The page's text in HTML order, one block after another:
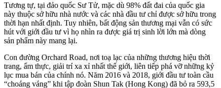
Tương tự, tại đảo quốc Sư Tử, mặc dù 98% đất đai của quốc gia
này thuộc sở hữu nhà nước và các nhà đầu tư chỉ được sở hữu trong
thời hạn nhất định. Tuy nhiên, bất động sản thương mại vẫn có sức
hút với giới đầu tư vì họ nhìn ra được giá trị sinh lời lớn mà dòng
sản phẩm này mang lại.
Con đường Orchard Road, nơi toạ lạc của những thương hiệu thời
trang, ẩm thực, giải trí xa xỉ nhất thế giới, liên tiếp phá vỡ những kỷ
lục mua bán của chính nó. Năm 2016 và 2018, giới đầu tư toàn cầu
“choáng váng” khi tập đoàn Shun Tak (Hong Kong) đã bỏ ra 593,5